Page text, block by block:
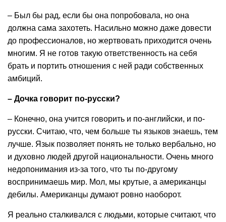
– Был бы рад, если бы она попробовала, но она
должна сама захотеть. Насильно можно даже довести
до профессионалов, но жертвовать приходится очень
многим. Я не готов такую ответственность на себя
брать и портить отношения с ней ради собственных
амбиций.
– Дочка говорит по-русски?
– Конечно, она учится говорить и по-английски, и по-
русски. Считаю, что, чем больше ты языков знаешь, тем
лучше. Язык позволяет понять не только вербально, но
и духовно людей другой национальности. Очень много
недопонимания из-за того, что ты по-другому
воспринимаешь мир. Мол, мы крутые, а американцы
дебилы. Американцы думают ровно наоборот.
Я реально сталкивался с людьми, которые считают, что